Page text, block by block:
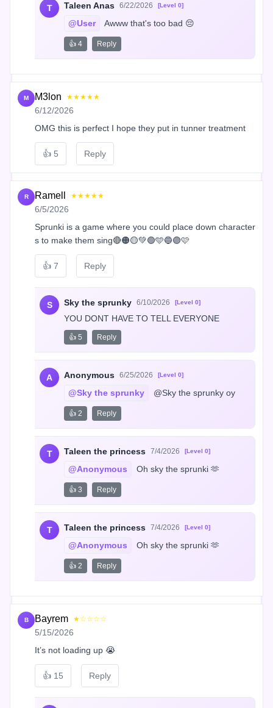
T Taleen Anas 6/22/2026 [Level 0]
@User Awww that's too bad 😔
👍 4 Reply
M M3lon ★★★★★
6/12/2026
OMG this is perfect I hope they put in tunner treatment
👍 5 Reply
R Ramell ★★★★★
6/5/2026
Sprunki is a game where you could place down character
s to make them sing🔴🟠🟡💚🟢🩵🔵🟣🩷
👍 7 Reply
S Sky the sprunky 6/10/2026 [Level 0]
YOU DONT HAVE TO TELL EVERYONE
👍 5 Reply
A Anonymous 6/25/2026 [Level 0]
@Sky the sprunky @Sky the sprunky oy
👍 2 Reply
T Taleen the princess 7/4/2026 [Level 0]
@Anonymous Oh sky the sprunki 🫶
👍 3 Reply
T Taleen the princess 7/4/2026 [Level 0]
@Anonymous Oh sky the sprunki 🫶
👍 2 Reply
B Bayrem ★☆☆☆☆
5/15/2026
It’s not loading up 😭
👍 15 Reply